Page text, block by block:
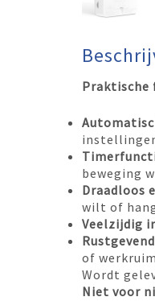
Praktische
beweging
Draadloos
wilt of
Veelzijdig
of
Wordt
Niet voor